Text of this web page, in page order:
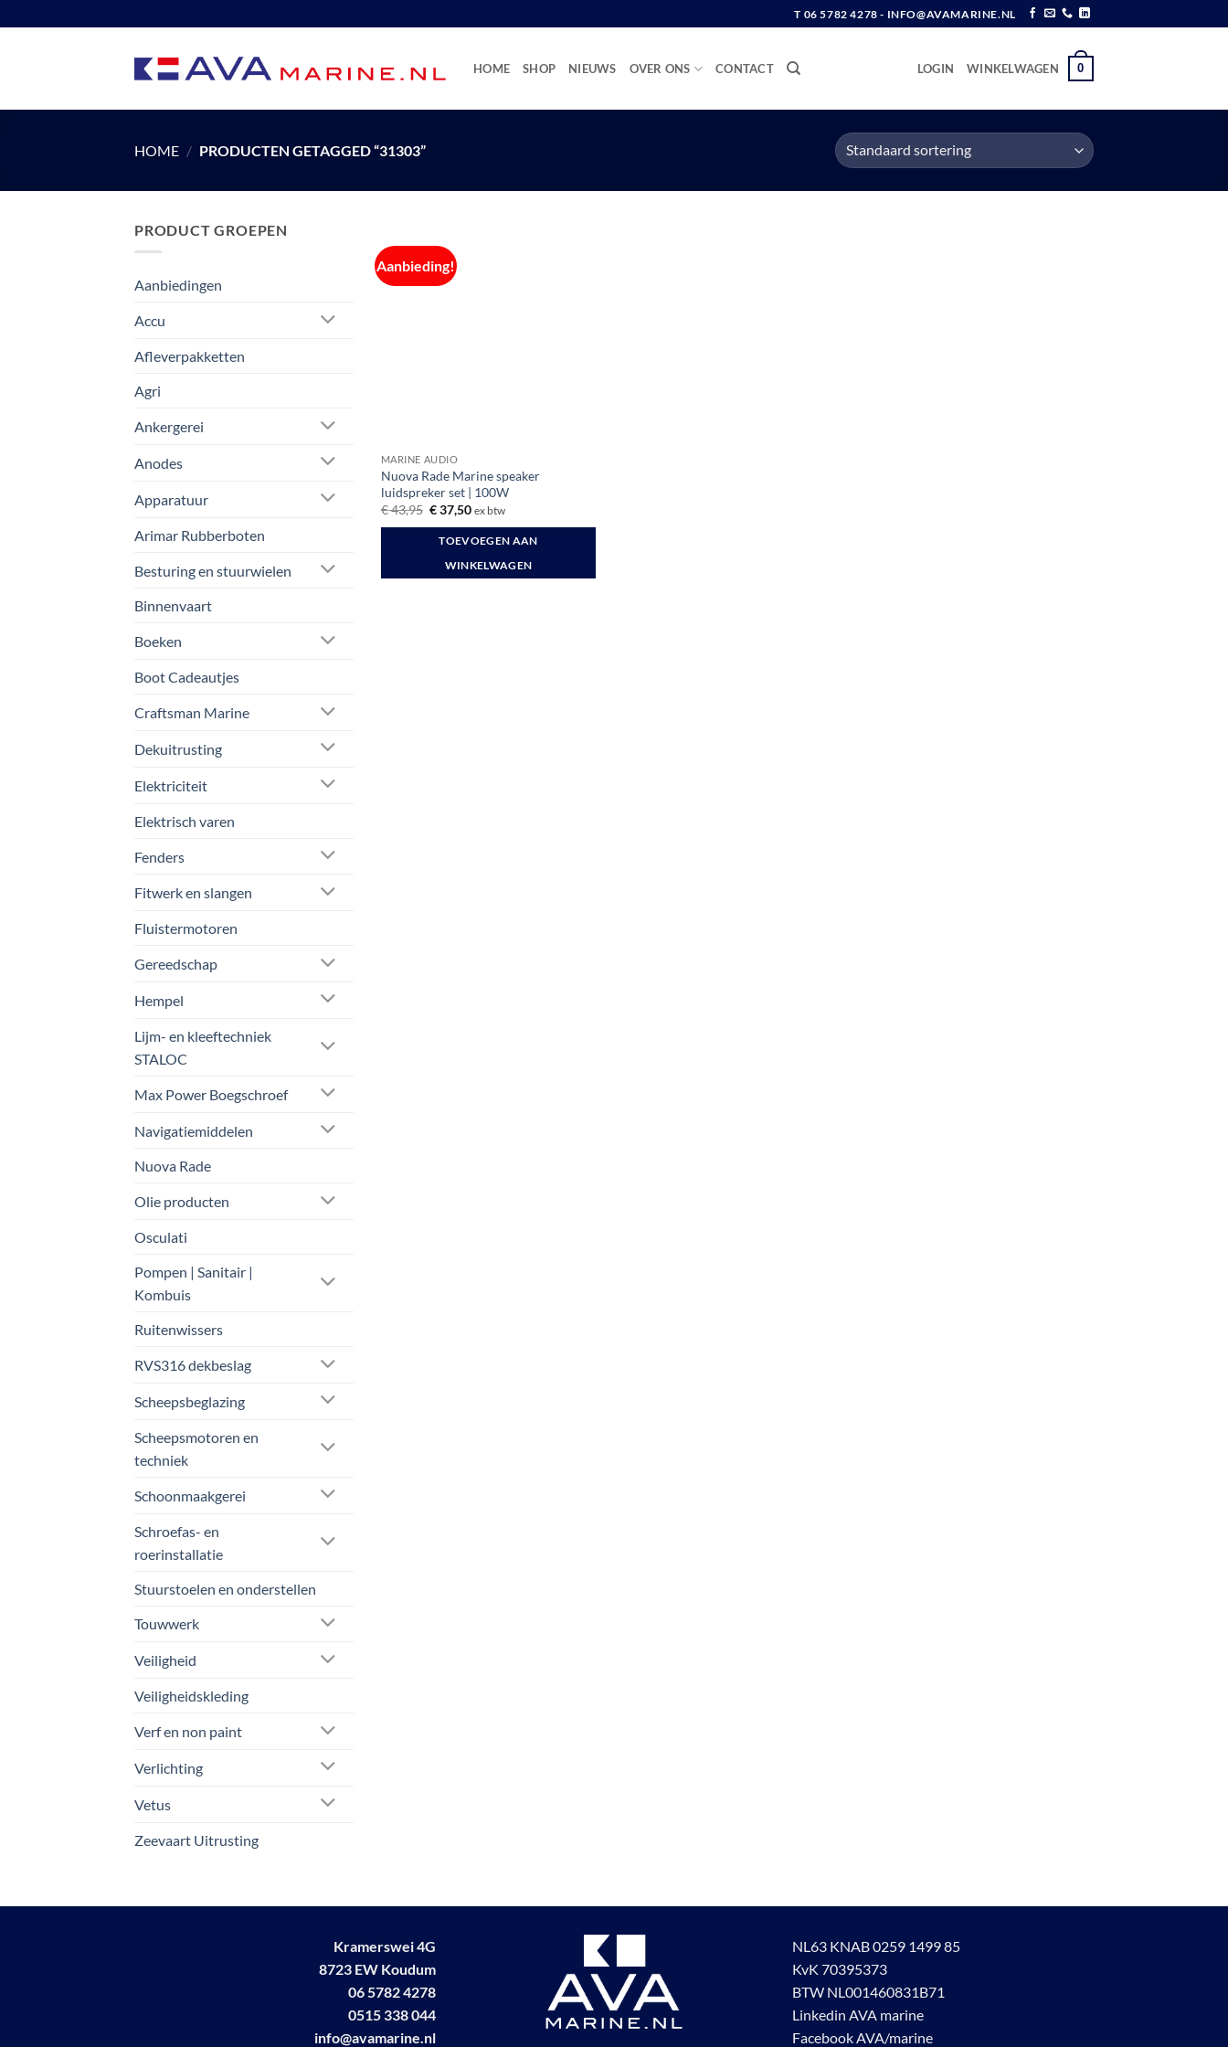
naar
T 06 5782 4278 - INFO@AVAMARINE.NL
HOME SHOP NIEUWS OVER ONS CONTACT LOGIN WINKELWAGEN 0
HOME / PRODUCTEN GETAGGED “31303”
PRODUCT GROEPEN
Aanbiedingen
Accu
Afleverpakketten
Agri
Ankergerei
Anodes
Apparatuur
Arimar Rubberboten
Besturing en stuurwielen
Binnenvaart
Boeken
Boot Cadeautjes
Craftsman Marine
Dekuitrusting
Elektriciteit
Elektrisch varen
Fenders
Fitwerk en slangen
Fluistermotoren
Gereedschap
Hempel
Lijm- en kleeftechniek
STALOC
Max Power Boegschroef
Navigatiemiddelen
Nuova Rade
Olie producten
Osculati
Pompen | Sanitair |
Kombuis
Ruitenwissers
RVS316 dekbeslag
Scheepsbeglazing
Scheepsmotoren en
techniek
Schoonmaakgerei
Schroefas- en
roerinstallatie
Stuurstoelen en onderstellen
Touwwerk
Veiligheid
Veiligheidskleding
Verf en non paint
Verlichting
Vetus
Zeevaart Uitrusting
Aanbieding!
MARINE AUDIO
Nuova Rade Marine speaker
luidspreker set | 100W
€43,95 Oorspronkelijke
prijs
was:
€ 43,95.
€37,50Huidige
is:
€ 37,50.
ex btw
TOEVOEGEN AAN
WINKELWAGEN
Kramerswei 4G
8723 EW Koudum
06 5782 4278
0515 338 044
info@avamarine.nl
NL63 KNAB 0259 1499 85
KvK 70395373
BTW NL001460831B71
Linkedin AVA marine
Facebook AVA/marine